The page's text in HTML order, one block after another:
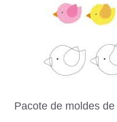
Pacote de moldes